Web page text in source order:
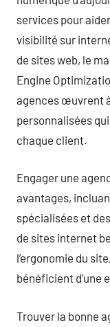
services pour
visibilité sur
de sites web, le
Engine
agences œuvrent
personnalisées
chaque client.
Engager une
avantages,
spécialisées et
de sites internet
l’ergonomie du
bénéficient d’une
Trouver la bonne